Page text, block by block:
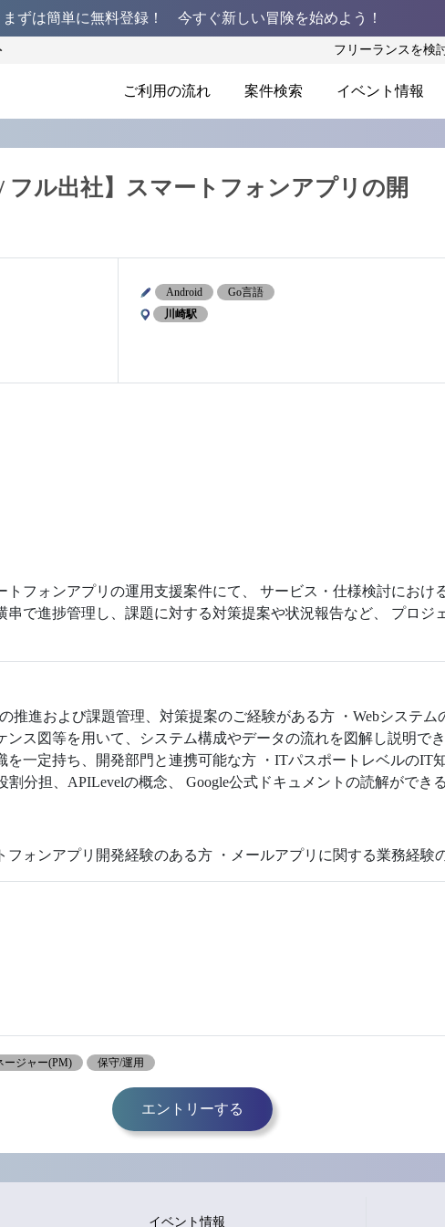
まずは簡単に無料登録！ 今すぐ新しい冒険を始めよう！
フリーランスを検
ご利用の流れ 案件検索 イベント情報
フル出社】スマートフォンアプリの開
Android
Go言語
川崎駅
フォンアプリの運用支援案件にて、 サービス・仕様検討におけ
で進捗管理し、課題に対する対策提案や状況報告など、 プロジ
推進および課題管理、対策提案のご経験がある方 ・Webシステ
ンス図等を用いて、システム構成やデータの流れを図解し説明で
一定持ち、開発部門と連携可能な方 ・ITパスポートレベルのIT
分担、APILevelの概念、 Google公式ドキュメントの読解ができ
フォンアプリ開発経験のある方 ・メールアプリに関する業務経験
ージャー(PM) 保守/運用
エントリーする
イベント情報